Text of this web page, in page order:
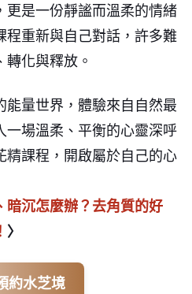
更是一份靜謐而溫柔的情緒
程重新與自己對話，許多難
化與釋放。
能量世界，體驗來自自然最
一場溫柔、平衡的心靈深呼
精課程，開啟屬於自己的心
暗沉怎麼辦？去角質的好
〉
約水芝境